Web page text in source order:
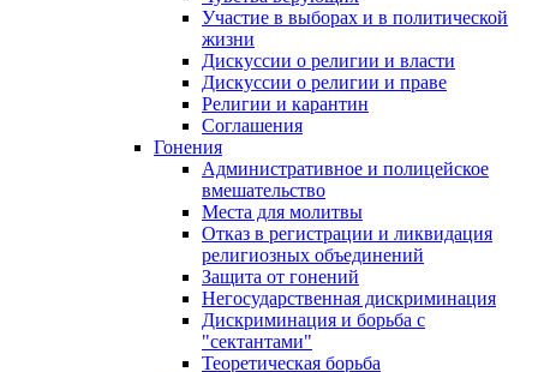
Участие в выборах и в политической
жизни
Дискуссии о религии и власти
Дискуссии о религии и праве
Религии и карантин
Соглашения
Гонения
Административное и полицейское
вмешательство
Места для молитвы
Отказ в регистрации и ликвидация
религиозных объединений
Защита от гонений
Негосударственная дискриминация
Дискриминация и борьба с
"сектантами"
Теоретическая борьба